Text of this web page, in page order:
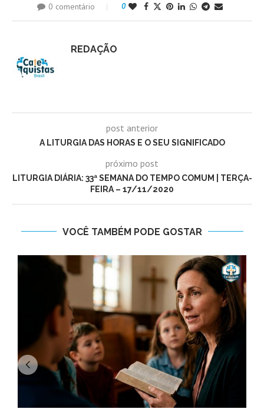
0 comentário 0
REDAÇÃO
post anterior
A LITURGIA DAS HORAS E O SEU SIGNIFICADO
próximo post
LITURGIA DIÁRIA: 33ª SEMANA DO TEMPO COMUM | TERÇA-
FEIRA – 17/11/2020
VOCÊ TAMBÉM PODE GOSTAR